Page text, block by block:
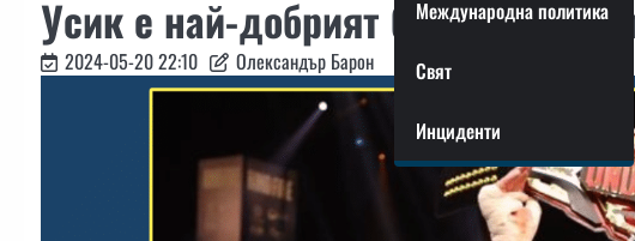
Международна политика
Свят
Инциденти
Усик е най-добрият боксьор в
2024-05-20 22:10 Олександър Барон